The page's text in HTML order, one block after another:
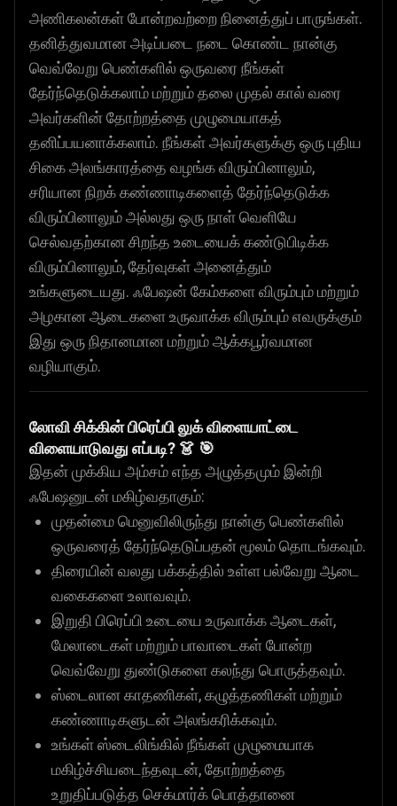
அணிகலன்கள் போன்றவற்றை நினைத்துப் பாருங்கள்.
தனித்துவமான அடிப்படை நடை கொண்ட நான்கு
வெவ்வேறு பெண்களில் ஒருவரை நீங்கள்
தேர்ந்தெடுக்கலாம் மற்றும் தலை முதல் கால் வரை
அவர்களின் தோற்றத்தை முழுமையாகத்
தனிப்பயனாக்கலாம். நீங்கள் அவர்களுக்கு ஒரு புதிய
சிகை அலங்காரத்தை வழங்க விரும்பினாலும்,
சரியான நிறக் கண்ணாடிகளைத் தேர்ந்தெடுக்க
விரும்பினாலும் அல்லது ஒரு நாள் வெளியே
செல்வதற்கான சிறந்த உடையைக் கண்டுபிடிக்க
விரும்பினாலும், தேர்வுகள் அனைத்தும்
உங்களுடையது. ஃபேஷன் கேம்களை விரும்பும் மற்றும்
அழகான ஆடைகளை உருவாக்க விரும்பும் எவருக்கும்
இது ஒரு நிதானமான மற்றும் ஆக்கபூர்வமான
வழியாகும்.
லோவி சிக்கின் பிரெப்பி லுக் விளையாட்டை
விளையாடுவது எப்படி? 👗 🎯
இதன் முக்கிய அம்சம் எந்த அழுத்தமும் இன்றி
ஃபேஷனுடன் மகிழ்வதாகும்:
முதன்மை மெனுவிலிருந்து நான்கு பெண்களில்
ஒருவரைத் தேர்ந்தெடுப்பதன் மூலம் தொடங்கவும்.
திரையின் வலது பக்கத்தில் உள்ள பல்வேறு ஆடை
வகைகளை உலாவவும்.
இறுதி பிரெப்பி உடையை உருவாக்க ஆடைகள்,
மேலாடைகள் மற்றும் பாவாடைகள் போன்ற
வெவ்வேறு துண்டுகளை கலந்து பொருத்தவும்.
ஸ்டைலான காதணிகள், கழுத்தணிகள் மற்றும்
கண்ணாடிகளுடன் அலங்கரிக்கவும்.
உங்கள் ஸ்டைலிங்கில் நீங்கள் முழுமையாக
மகிழ்ச்சியடைந்தவுடன், தோற்றத்தை
உறுதிப்படுத்த செக்மார்க் பொத்தானை